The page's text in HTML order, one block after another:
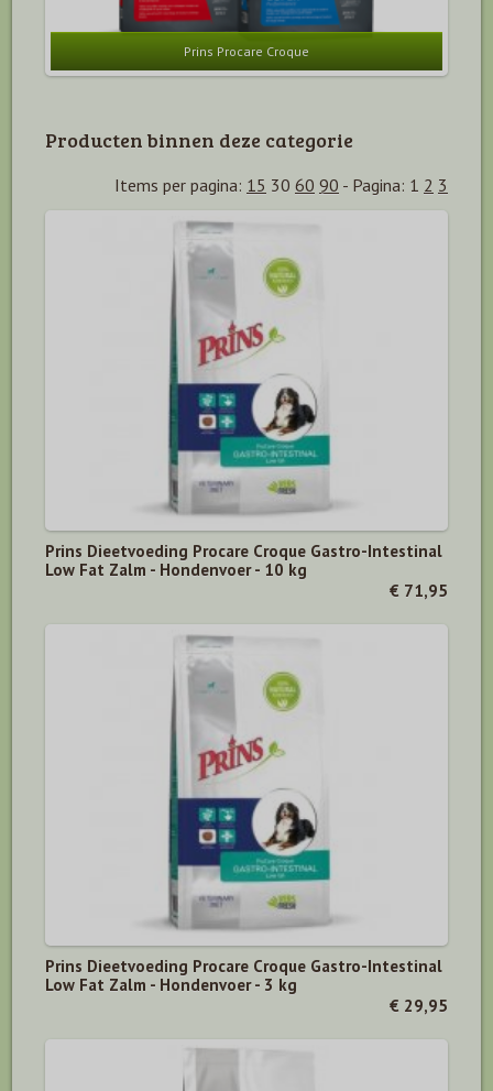
Prins Procare Croque
Producten binnen deze categorie
Items per pagina: 15 30 60 90 - Pagina: 1 2 3
Prins Dieetvoeding Procare Croque Gastro-Intestinal
Low Fat Zalm - Hondenvoer - 10 kg
€ 71,95
Prins Dieetvoeding Procare Croque Gastro-Intestinal
Low Fat Zalm - Hondenvoer - 3 kg
€ 29,95